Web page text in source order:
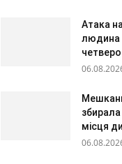
Атака
людина
місця